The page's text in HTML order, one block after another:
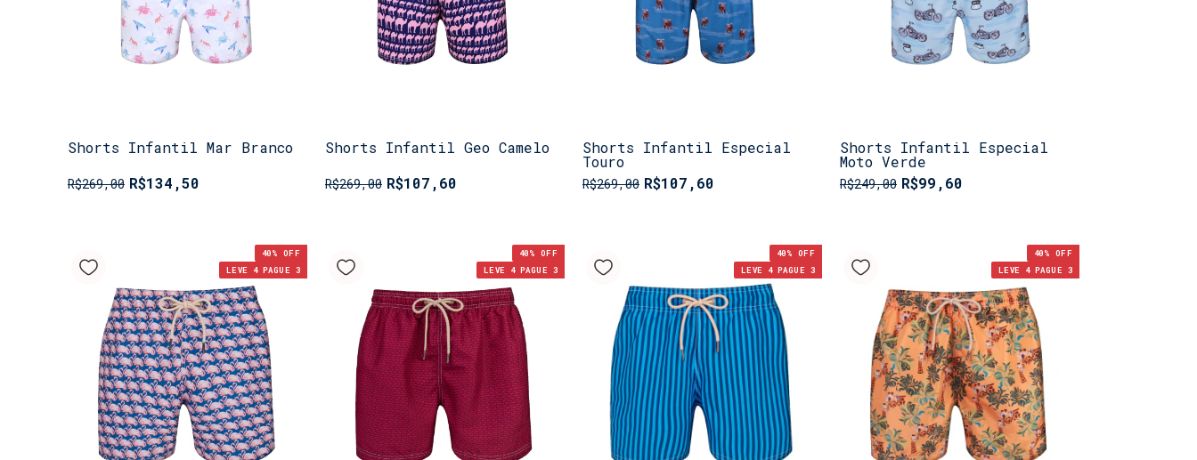
Shorts Infantil Mar Branco
R$269,00 R$134,50
Shorts Infantil Geo Camelo
R$269,00 R$107,60
Shorts Infantil Especial
Touro
R$269,00 R$107,60
Shorts Infantil Especial
Moto Verde
R$249,00 R$99,60
40% OFF
LEVE 4 PAGUE 3
40% OFF
LEVE 4 PAGUE 3
40% OFF
LEVE 4 PAGUE 3
40% OFF
LEVE 4 PAGUE 3